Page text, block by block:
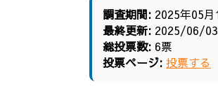
調査期間: 2025年05
最終更新: 2025/06/
総投票数: 6票
投票ページ: 投票する